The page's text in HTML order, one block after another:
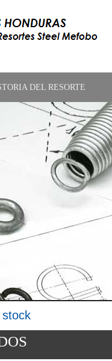
DEL RESORTE
stock